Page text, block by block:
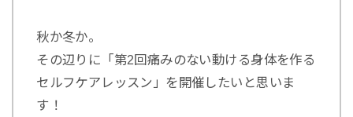
秋か冬か。
その辺りに「第2回痛みのない動ける身体を作る
セルフケアレッスン」を開催したいと思いま
す！